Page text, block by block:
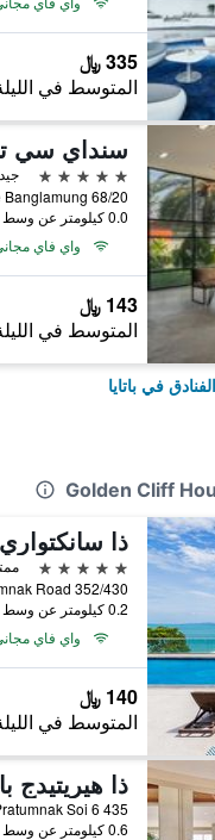
335 ﷼
المتوسط في
سنداي سي تو
5 نجوم
جيد 7.5
68/20 Moo 9, Nongprue Banglamung, باتايا, تايلاند
0.0 كيلومتر عن وسط المدينة
واي فاي
143 ﷼
المتوسط في
في باتايا
5 نجوم
352/430 M.12 Pratumnak Road, باتايا, تايلاند
0.2 كيلومتر عن وسط المدينة
واي فاي
140 ﷼
المتوسط في
435 Moo 12, Pratumnak Soi 6, باتايا, تايلاند
0.6 كيلومتر عن وسط المدينة